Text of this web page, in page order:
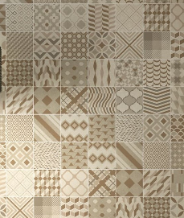
CARRELAGEPARQUET